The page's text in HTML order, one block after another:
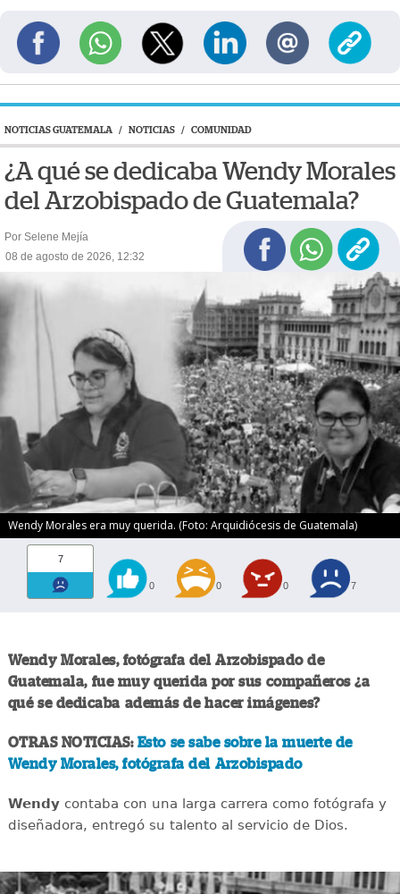
NOTICIAS GUATEMALA / NOTICIAS / COMUNIDAD
¿A qué se dedicaba Wendy Morales
del Arzobispado de Guatemala?
Por Selene Mejía
08 de agosto de 2026, 12:32
Wendy Morales era muy querida. (Foto: Arquidiócesis de Guatemala)
7
0 0 0 7
Wendy Morales, fotógrafa del Arzobispado de
Guatemala, fue muy querida por sus compañeros ¿a
qué se dedicaba además de hacer imágenes?
OTRAS NOTICIAS: Esto se sabe sobre la muerte de
Wendy Morales, fotógrafa del Arzobispado
Wendycontaba con una larga carrera como fotógrafa y
diseñadora, entregó su talento al servicio de Dios.